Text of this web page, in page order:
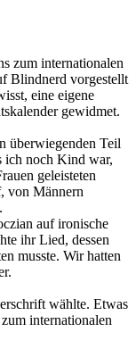
zum internationalen
Blindnerd vorgestellt
eine eigene
gewidmet.
überwiegenden Teil
ich noch Kind war,
geleisteten
von Männern
auf ironische
ihr Lied, dessen
musste. Wir hatten
wählte. Etwas
internationalen